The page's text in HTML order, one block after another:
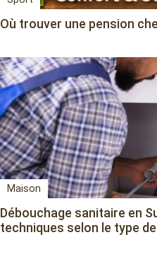
Où trouver une pension
Maison
Débouchage sanitaire en
techniques selon le type